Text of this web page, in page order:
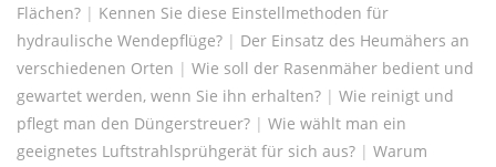
Flächen? | Kennen Sie diese Einstellmethoden für
hydraulische Wendepflüge? | Der Einsatz des Heumähers an
verschiedenen Orten | Wie soll der Rasenmäher bedient und
gewartet werden, wenn Sie ihn erhalten? | Wie reinigt und
pflegt man den Düngerstreuer? | Wie wählt man ein
geeignetes Luftstrahlsprühgerät für sich aus? | Warum